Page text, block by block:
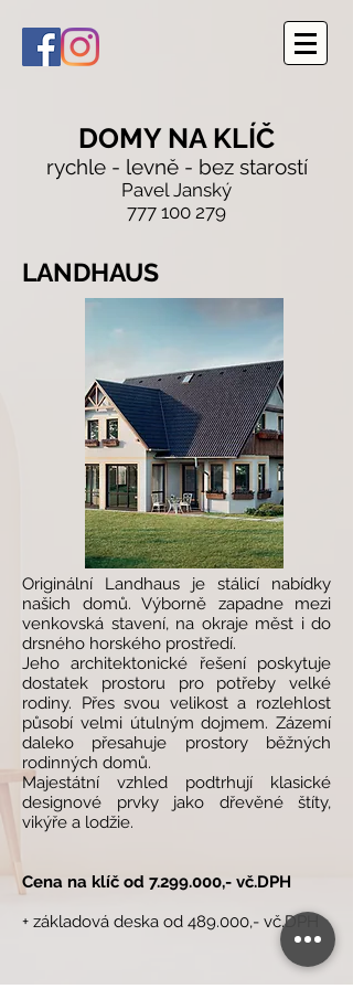
DOMY NA KLÍČ
rychle - levně - bez starostí
Pavel Janský
777 100 279
LANDHAUS
Originální Landhaus je stálicí nabídky
našich domů. Výborně zapadne mezi
venkovská stavení, na okraje měst i do
drsného horského prostředí.
Jeho architektonické řešení poskytuje
dostatek prostoru pro potřeby velké
rodiny. Přes svou velikost a rozlehlost
působí velmi útulným dojmem. Zázemí
daleko přesahuje prostory běžných
rodinných domů.
Majestátní vzhled podtrhují klasické
designové prvky jako dřevěné štíty,
vikýře a lodžie.
Cena na klíč od 7.299.000,- vč.DPH
+ základová deska od 489.000,- vč.DPH